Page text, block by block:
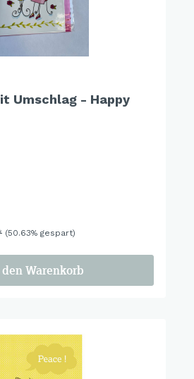
Umschlag - Happy
(50.63% gespart)
Warenkorb